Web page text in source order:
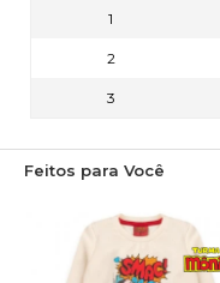
1
2
3
Feitos para Você